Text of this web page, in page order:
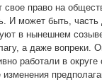
свое право на
И может быть, часть
в нынешнем
а даже вопреки.
работали в